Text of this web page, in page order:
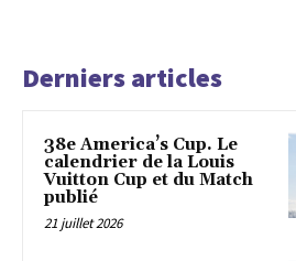
Derniers articles
38e America’s Cup. Le
calendrier de la Louis
Vuitton Cup et du Match
publié
21 juillet 2026